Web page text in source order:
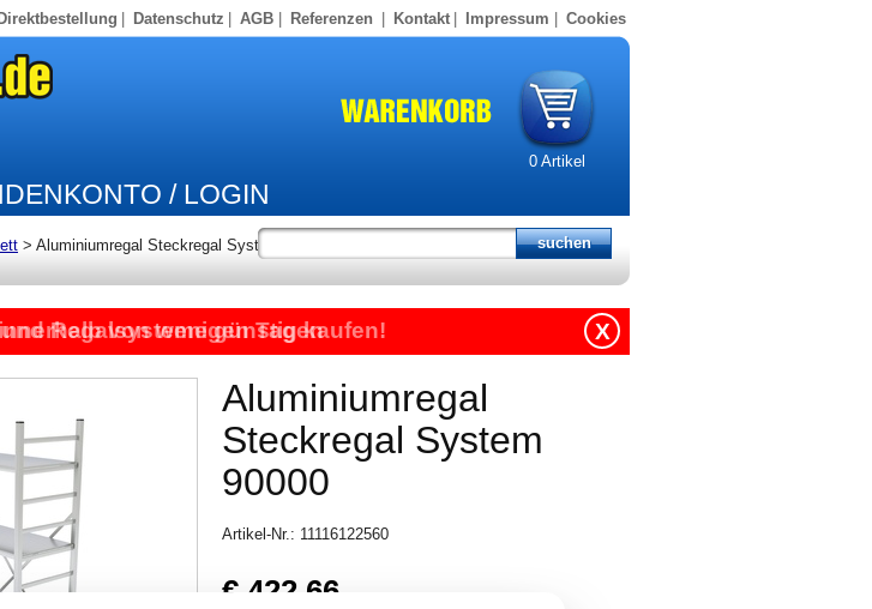
Direktbestellung Datenschutz AGB Referenzen Kontakt Impressum Cookies
0Artikel
/ LOGIN
> Aluminiumregal Steckregal System
Regalsysteme günstig kaufen!
von wenigen Tagen X
Aluminiumregal
Steckregal System
90000
Artikel-Nr.: 11116122560
€ 422,66